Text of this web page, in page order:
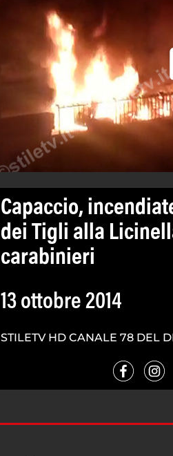
Capaccio,
dei Tigli alla
carabinieri
13 ottobre 2014
STILETV HD CANALE 78 DEL